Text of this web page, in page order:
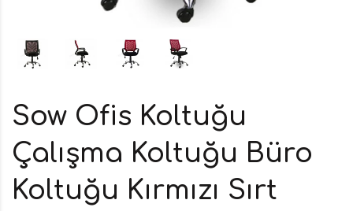
Sow Ofis Koltuğu
Çalışma Koltuğu Büro
Koltuğu Kırmızı Sırt